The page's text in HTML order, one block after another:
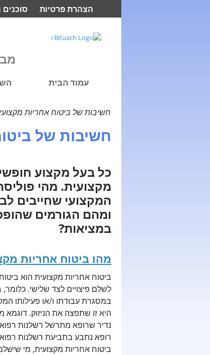
סוכנים הצהרת פרטיות
עמוד הבית
חשיבות של ביטוח אחריות
חשיבות של
כל בעל מקצוע
מקצועית. מהי
המקצועי שחייבים
ומהם הגורמים
במציאות?
מהו ביטוח אחריות
ביטוח אחריות מקצועית הוא
לשלם פיצויים לצד שלישי.
במסגרת עבודתו ו/או פעילותו
היא זו שתפצה את הניזוק. דוגמא
נדיר שרופא מתרשל רשלנות
רופא נתבע בתביעת רשלנות
ביטוח אחריות מקצועית, מי